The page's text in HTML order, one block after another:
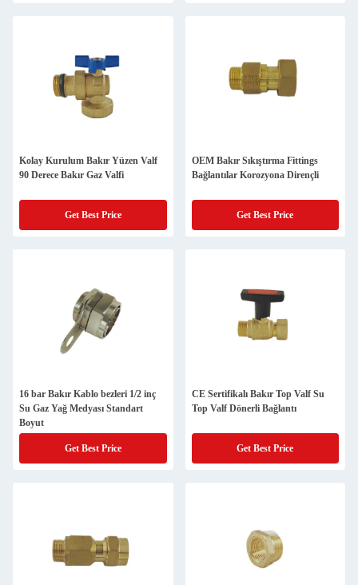
Kolay Kurulum Bakır Yüzen Valf
90 Derece Bakır Gaz Valfi
Get Best Price
OEM Bakır Sıkıştırma Fittings
Bağlantılar Korozyona Dirençli
Get Best Price
16 bar Bakır Kablo bezleri 1/2 inç
Su Gaz Yağ Medyası Standart
Boyut
Get Best Price
CE Sertifikalı Bakır Top Valf Su
Top Valf Dönerli Bağlantı
Get Best Price